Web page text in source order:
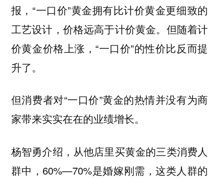
报，“一口价”黄金拥有比计价黄金更细致的
工艺设计，价格远高于计价黄金。但随着计
价黄金价格上涨，“一口价”的性价比反而提
升了。
但消费者对“一口价”黄金的热情并没有为商
家带来实实在在的业绩增长。
杨智勇介绍，从他店里买黄金的三类消费人
群中，60%—70%是婚嫁刚需，这类人群的